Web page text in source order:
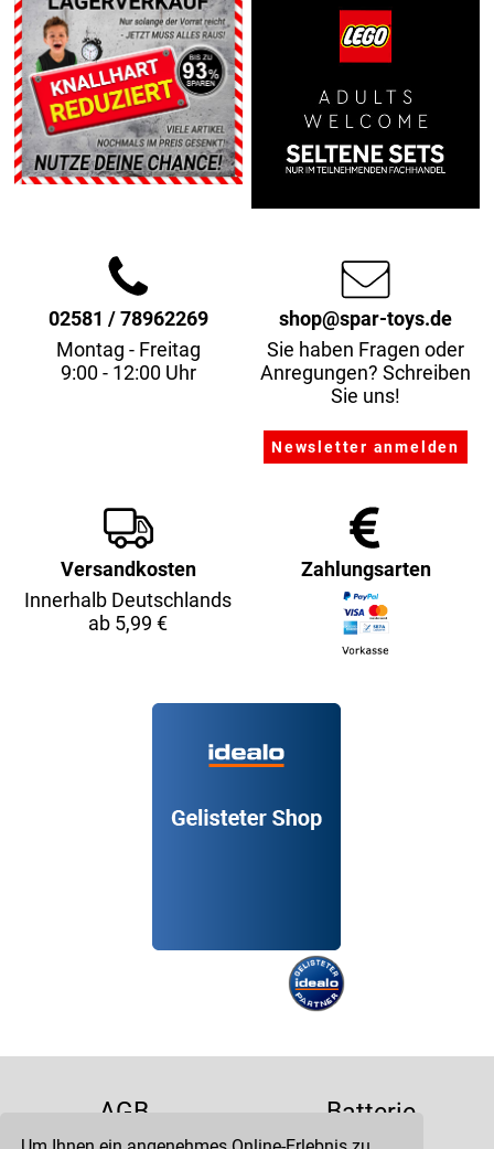
02581 / 78962269
Montag - Freitag
9:00 - 12:00 Uhr
shop@spar-toys.de
Sie haben Fragen oder
Anregungen? Schreiben
Sie uns!
Versandkosten
Innerhalb Deutschlands
ab 5,99 €
Zahlungsarten
AGB
Batterie